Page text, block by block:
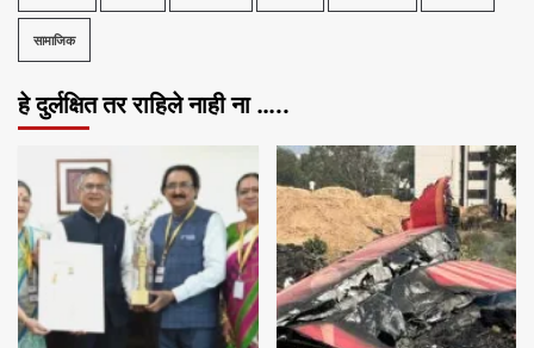
सामाजिक
हे दुर्लक्षित तर राहिले नाही ना …..